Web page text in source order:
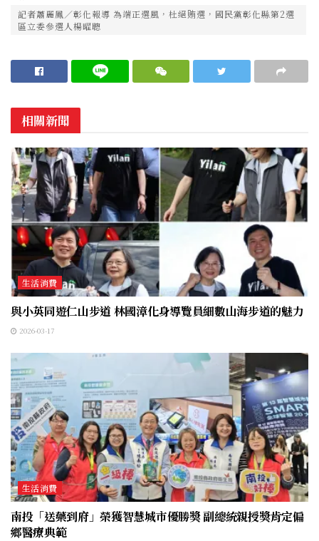
記者蕭麗鳳／彰化報導 為端正選風，杜絕贿選，國民黨彰化縣第2選
區立委參選人楊曜聰
相關新聞
生活消費
與小英同遊仁山步道 林國漳化身導覽員細數山海步道的魅力
2026-03-17
生活消費
南投「送藥到府」榮獲智慧城市優勝獎 副總統親授獎肯定偏
鄉醫療典範